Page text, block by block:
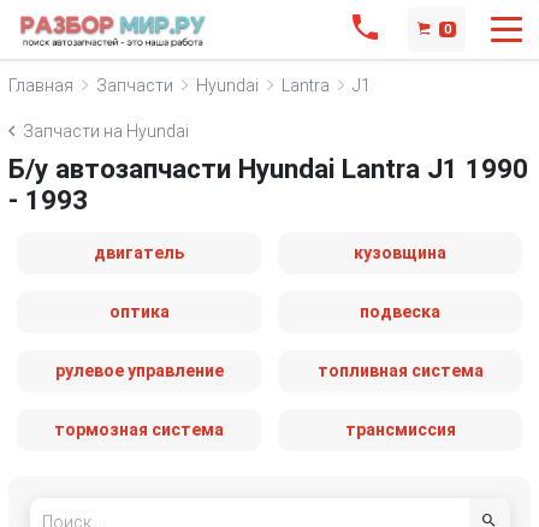
0
Главная Запчасти Hyundai Lantra J1
Запчасти на Hyundai
Б/у автозапчасти Hyundai Lantra J1 1990
- 1993
двигатель кузовщина
оптика подвеска
рулевое управление топливная система
тормозная система трансмиссия